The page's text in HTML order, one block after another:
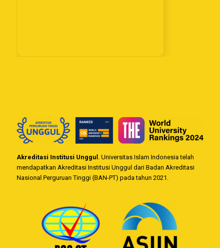
Akreditasi Institusi Unggul . Universitas Islam Indonesia telah
mendapatkan Akreditasi Institusi Unggul dari Badan Akreditasi
Nasional Perguruan Tinggi (BAN-PT) pada tahun 2021.